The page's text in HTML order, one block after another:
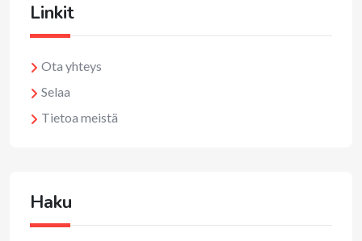
Linkit
Ota yhteys
Selaa
Tietoa meistä
Haku